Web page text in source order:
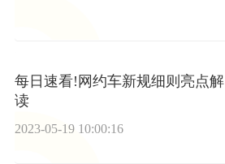
每日速看!网约车新规细则亮点解
读
2023-05-19 10:00:16